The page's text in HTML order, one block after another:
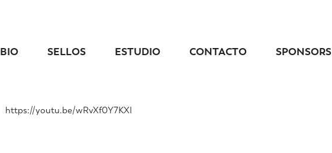
BIO SELLOS ESTUDIO CONTACTO SPONSORS
https://youtu.be/wRvXf0Y7KXI